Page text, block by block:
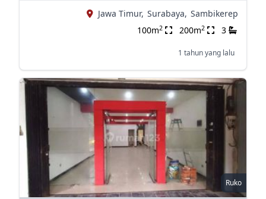
Jawa Timur, Surabaya, Sambikerep
100m2 200m2 3
1 tahun yang lalu
Ruko